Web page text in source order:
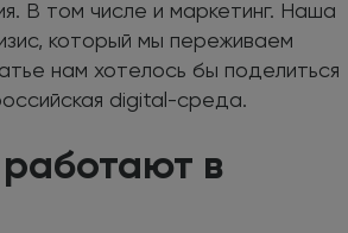
В том числе и маркетинг. Наша
который мы переживаем
нам хотелось бы поделиться
digital-среда.
в